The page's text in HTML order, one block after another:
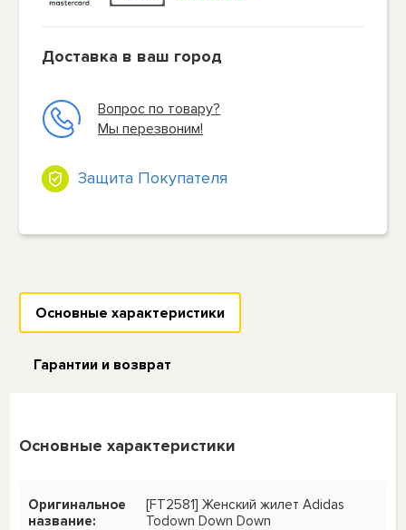
Доставка в ваш город
Вопрос по товару?
Мы перезвоним!
Защита Покупателя
Основные характеристики
Гарантии и возврат
Основные характеристики
Оригинальное
название:
[FT2581] Женский жилет Adidas
Todown Down Down